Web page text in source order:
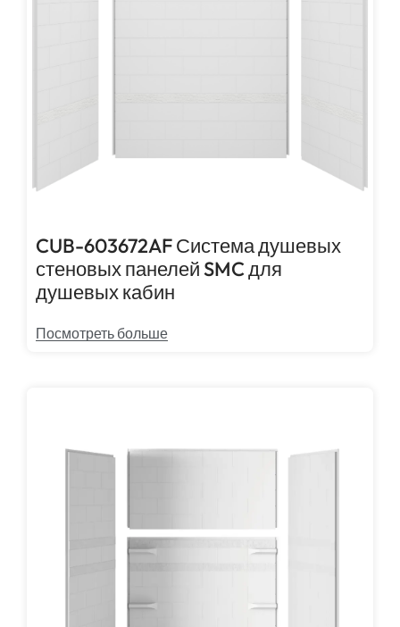
CUB-603672AF Система душевых
стеновых панелей SMC для
душевых кабин
Посмотреть больше